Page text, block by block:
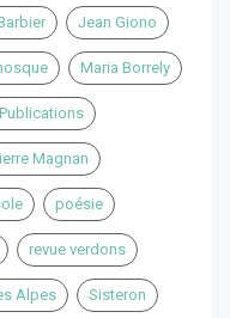
Jean Giono
Maria Borrely
Magnan
poésie
revue verdons
Alpes Sisteron